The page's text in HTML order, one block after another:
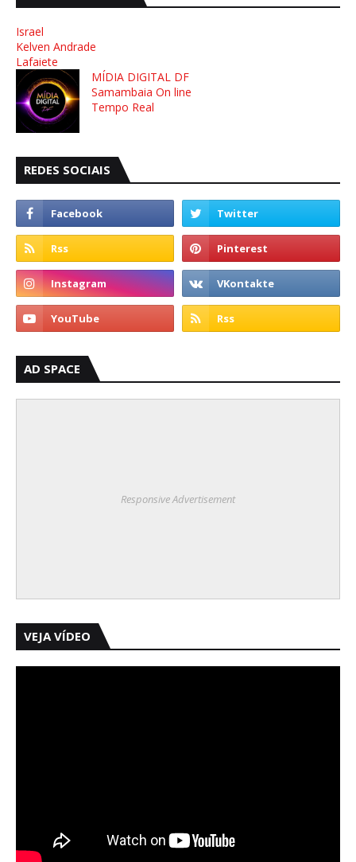
Israel
Kelven Andrade
Lafaiete
MÍDIA DIGITAL DF
Samambaia On line
Tempo Real
REDES SOCIAIS
AD SPACE
Responsive Advertisement
VEJA VÍDEO